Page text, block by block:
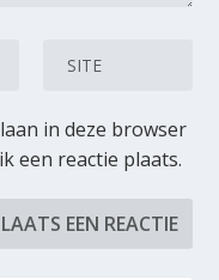
in deze browser
een reactie plaats.